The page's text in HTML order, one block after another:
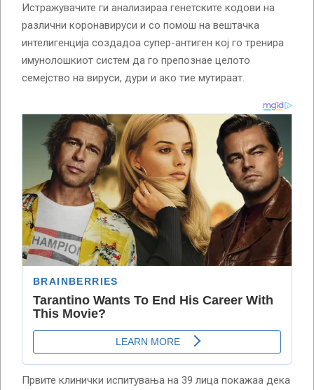
Истражувачите ги анализираа генетските кодови на
различни коронавируси и со помош на вештачка
интелигенција создадоа супер-антиген кој го тренира
имунолошкиот систем да го препознае целото
семејство на вируси, дури и ако тие мутираат.
Првите клинички испитувања на 39 лица покажаа дека